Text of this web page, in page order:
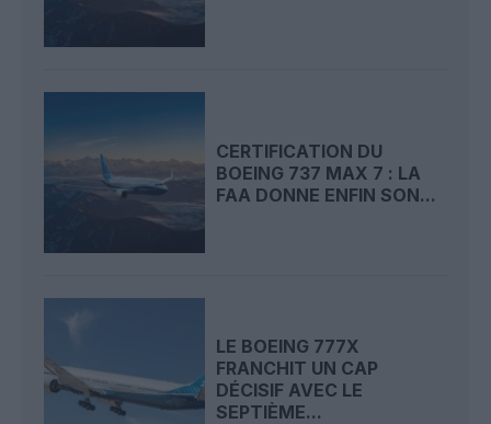
CERTIFICATION DU
BOEING 737 MAX 7 : LA
FAA DONNE ENFIN SON...
LE BOEING 777X
FRANCHIT UN CAP
DÉCISIF AVEC LE
SEPTIÈME...